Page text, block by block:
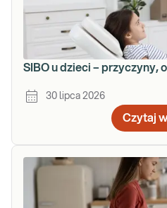
SIBO u dzieci – przyczyny,
30 lipca 2026
Czytaj